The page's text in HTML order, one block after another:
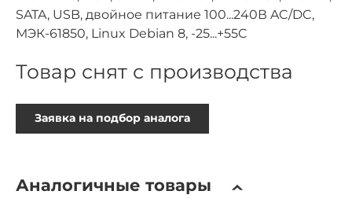
SATA, USB, двойное питание 100...240В AC/DC,
МЭК-61850, Linux Debian 8, -25...+55C
Товар снят с производства
Заявка на подбор аналога
Аналогичные товары